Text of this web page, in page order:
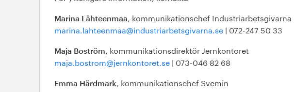
Marina Lähteenmaa, kommunikationschef Industriarbetsgivarna
marina.lahteenmaa@industriarbetsgivarna.se | 072-247 50 33
Maja Boström, kommunikationsdirektör Jernkontoret
maja.bostrom@jernkontoret.se | 073-046 82 68
Emma Härdmark, kommunikationschef Svemin